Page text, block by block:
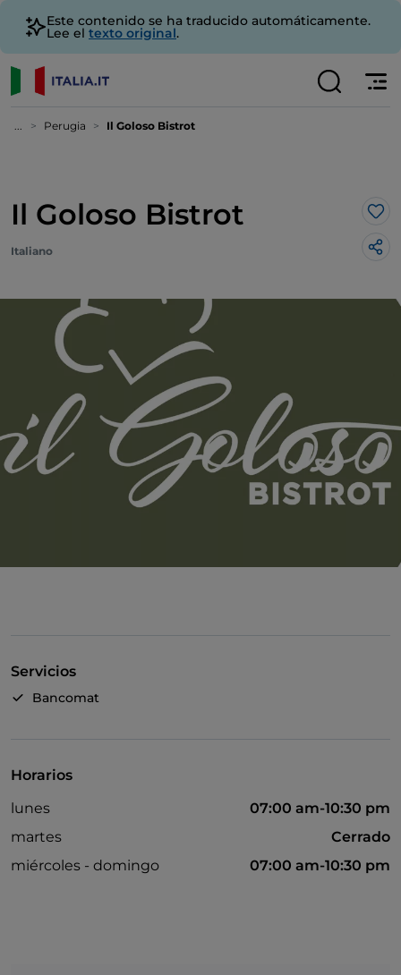
Este contenido se ha traducido automáticamente.
Lee el texto original.
... Perugia Il Goloso Bistrot
Il Goloso Bistrot Me
Italiano
Servicios
Bancomat
Horarios
lunes
07:00 am-10:30 pm
martes
Cerrado
miércoles - domingo
07:00 am-10:30 pm